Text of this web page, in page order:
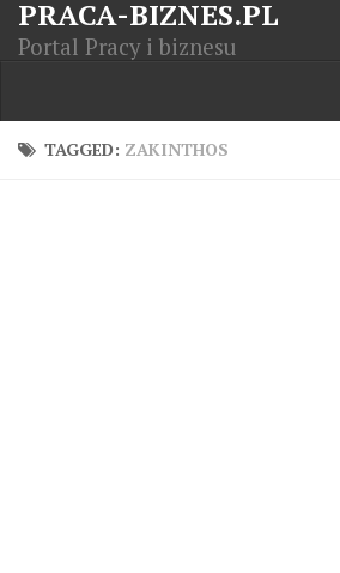
PRACA-BIZNES.PL
Portal Pracy i biznesu
Praca w kraju
TAGGED: ZAKINTHOS